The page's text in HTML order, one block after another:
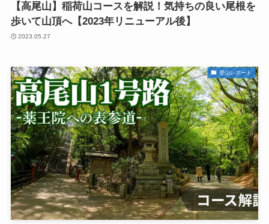
【高尾山】稲荷山コースを解説！気持ちの良い尾根を
歩いて山頂へ【2023年リニューアル後】
2023.05.27
登山レポート